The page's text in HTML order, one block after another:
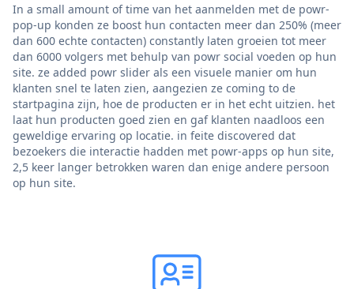
In a small amount of time van het aanmelden met de powr-
pop-up konden ze boost hun contacten meer dan 250% (meer
dan 600 echte contacten) constantly laten groeien tot meer
dan 6000 volgers met behulp van powr social voeden op hun
site. ze added powr slider als een visuele manier om hun
klanten snel te laten zien, aangezien ze coming to de
startpagina zijn, hoe de producten er in het echt uitzien. het
laat hun producten goed zien en gaf klanten naadloos een
geweldige ervaring op locatie. in feite discovered dat
bezoekers die interactie hadden met powr-apps op hun site,
2,5 keer langer betrokken waren dan enige andere persoon
op hun site.